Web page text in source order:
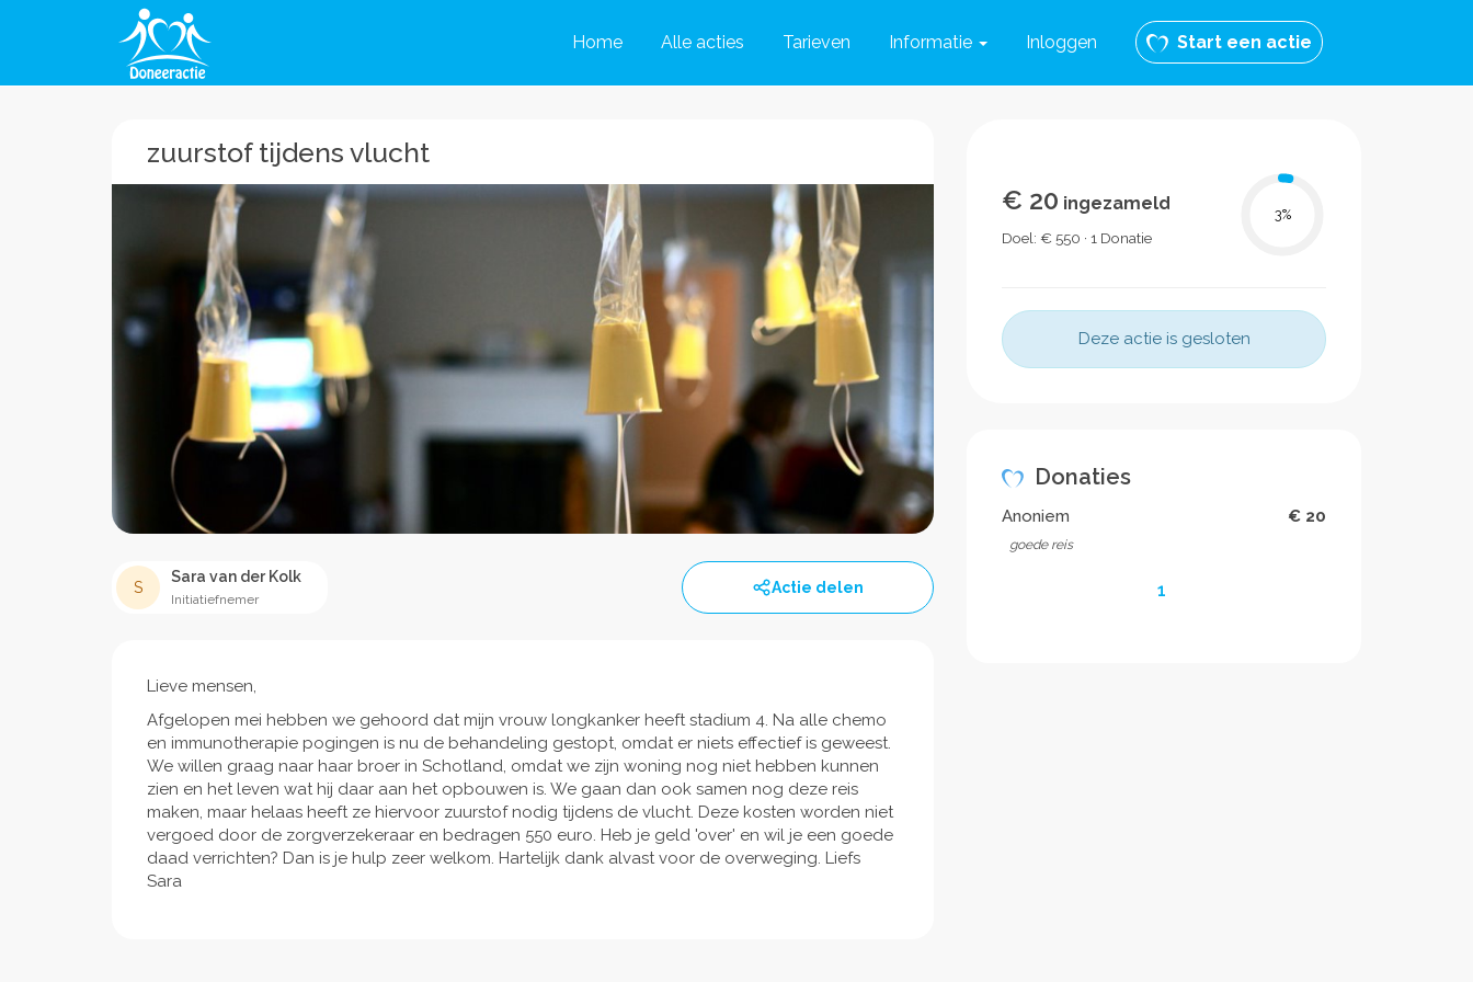
Home Alle acties Tarieven Informatie Inloggen Start een actie
zuurstof tijdens vlucht
S
Sara van der Kolk
Initiatiefnemer
Actie delen
Lieve mensen,
Afgelopen mei hebben we gehoord dat mijn vrouw longkanker heeft stadium 4. Na alle chemo
en immunotherapie pogingen is nu de behandeling gestopt, omdat er niets effectief is geweest.
We willen graag naar haar broer in Schotland, omdat we zijn woning nog niet hebben kunnen
zien en het leven wat hij daar aan het opbouwen is. We gaan dan ook samen nog deze reis
maken, maar helaas heeft ze hiervoor zuurstof nodig tijdens de vlucht. Deze kosten worden niet
vergoed door de zorgverzekeraar en bedragen 550 euro. Heb je geld 'over' en wil je een goede
daad verrichten? Dan is je hulp zeer welkom. Hartelijk dank alvast voor de overweging. Liefs
Sara
€ 20 ingezameld
Doel: € 550 · 1 Donatie
3%
Deze actie is gesloten
Donaties
Anoniem € 20
goede reis
1